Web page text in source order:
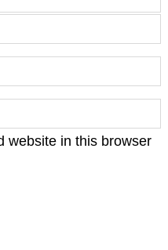
website in this browser